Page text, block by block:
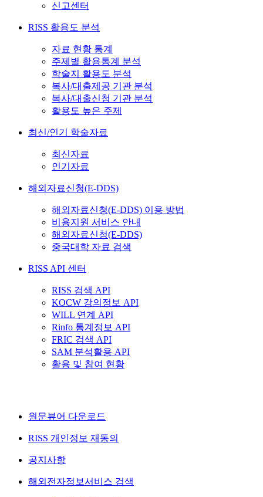
신고센터
RISS 활용도 분석
자료 현황 통계
주제별 활용통계 분석
학술지 활용도 분석
복사/대출제공 기관 분석
복사/대출신청 기관 분석
활용도 높은 주제
최신/인기 학술자료
최신자료
인기자료
해외자료신청(E-DDS)
해외자료신청(E-DDS) 이용 방법
비용지원 서비스 안내
해외자료신청(E-DDS)
중국대학 자료 검색
RISS API 센터
RISS 검색 API
KOCW 강의정보 API
WILL 연계 API
Rinfo 통계정보 API
FRIC 검색 API
SAM 분석활용 API
활용 및 참여 현황
원문뷰어 다운로드
RISS 개인정보 재동의
공지사항
해외전자정보서비스 검색